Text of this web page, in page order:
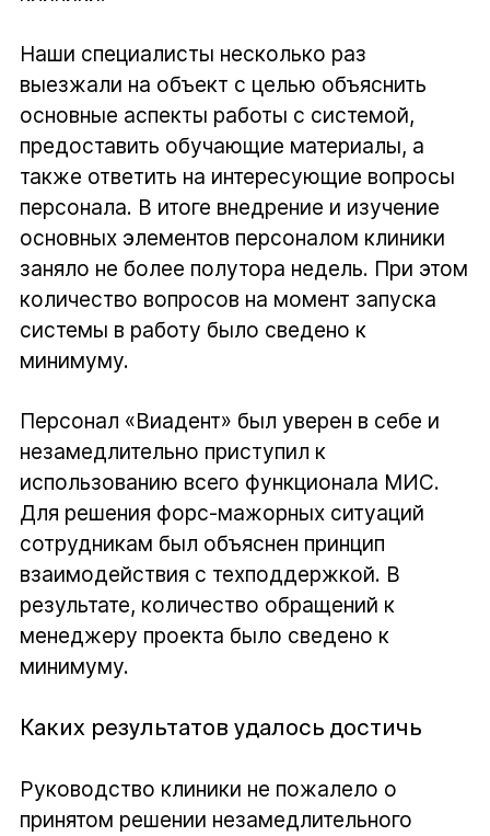
Наши специалисты несколько раз
выезжали на объект с целью объяснить
основные аспекты работы с системой,
предоставить обучающие материалы, а
также ответить на интересующие вопросы
персонала. В итоге внедрение и изучение
основных элементов персоналом клиники
заняло не более полутора недель. При этом
количество вопросов на момент запуска
системы в работу было сведено к
минимуму.
Персонал «Виадент» был уверен в себе и
незамедлительно приступил к
использованию всего функционала МИС.
Для решения форс-мажорных ситуаций
сотрудникам был объяснен принцип
взаимодействия с техподдержкой. В
результате, количество обращений к
менеджеру проекта было сведено к
минимуму.
Каких результатов удалось достичь
Руководство клиники не пожалело о
принятом решении незамедлительного